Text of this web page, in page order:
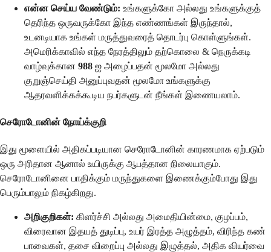
என்ன செய்ய வேண்டும்: உங்களுக்கோ அல்லது உங்களுக்குத்
தெரிந்த ஒருவருக்கோ இந்த எண்ணங்கள் இருந்தால்,
உடனடியாக உங்கள் மருத்துவரைத் தொடர்பு கொள்ளுங்கள்.
அமெரிக்காவில் எந்த நேரத்திலும் தற்கொலை & நெருக்கடி
வாழ்வுக்கான 988 ஐ அழைப்பதன் மூலமோ அல்லது
குறுஞ்செய்தி அனுப்புவதன் மூலமோ உங்களுக்கு
ஆதரவளிக்கக்கூடிய நபர்களுடன் நீங்கள் இணையலாம்.
செரோடோனின் நோய்க்குறி
இது மூளையில் அதிகப்படியான செரோடோனின் காரணமாக ஏற்படும்
ஒரு அரிதான ஆனால் உயிருக்கு ஆபத்தான நிலையாகும்.
செரோடோனினை பாதிக்கும் மருந்துகளை இணைக்கும்போது இது
பெரும்பாலும் நிகழ்கிறது.
அறிகுறிகள்: கிளர்ச்சி அல்லது அமைதியின்மை, குழப்பம்,
விரைவான இதயத் துடிப்பு, உயர் இரத்த அழுத்தம், விரிந்த கண்
பாவைகள், தசை விறைப்பு அல்லது இழுத்தல், அதிக வியர்வை